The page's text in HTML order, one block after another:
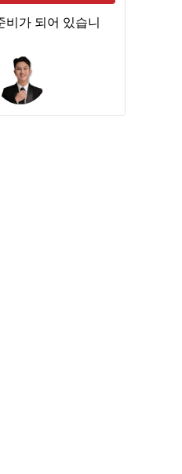
가 되어 있습니